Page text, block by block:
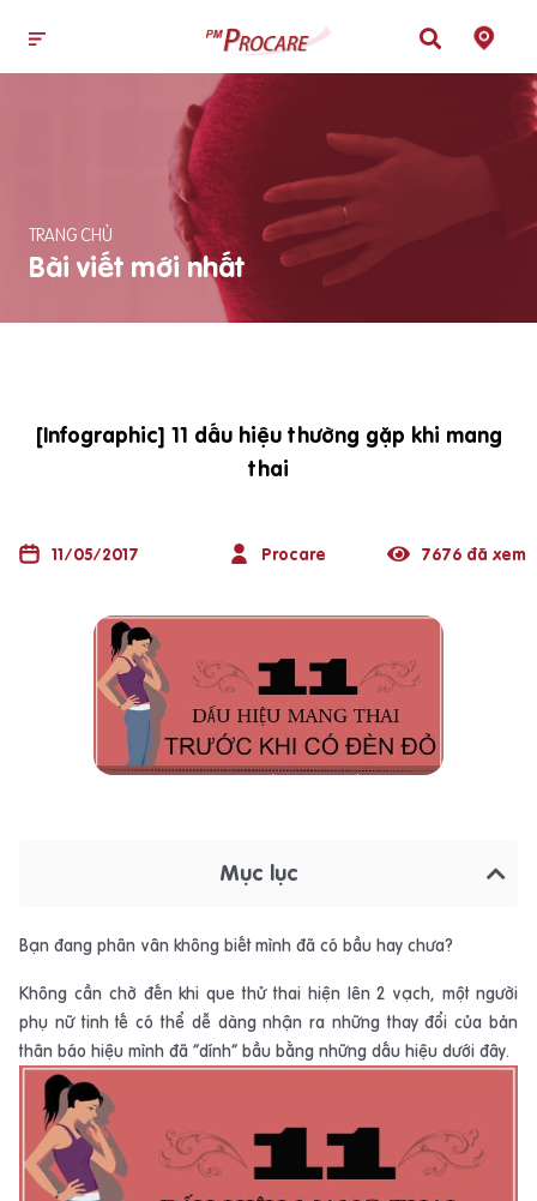
TRANG CHỦ
Bài viết mới nhất
[Infographic] 11 dấu hiệu thường gặp khi mang
thai
11/05/2017 Procare 7676 đã xem
Mục lục
Bạn đang phân vân không biết mình đã có bầu hay chưa?
Không cần chờ đến khi que thử thai hiện lên 2 vạch, một người
phụ nữ tinh tế có thể dễ dàng nhận ra những thay đổi của bản
thân báo hiệu mình đã “dính” bầu bằng những dấu hiệu dưới đây.